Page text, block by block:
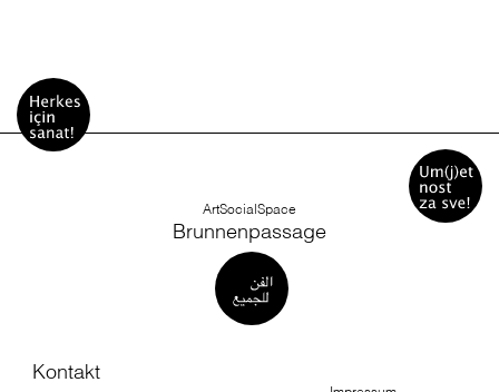
ArtSocialSpace
Brunnenpassage
Kontakt